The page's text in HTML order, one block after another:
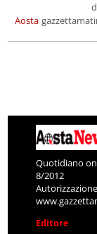
Aosta
Quotidiano
8/2012
Editore